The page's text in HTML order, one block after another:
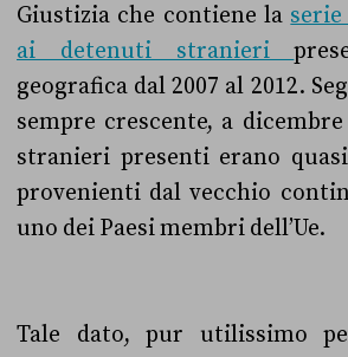
Giustizia che contiene la
ai detenuti stranieri
geografica dal 2007 al 2012.
sempre crescente, a
stranieri presenti erano
provenienti dal vecchio
uno dei Paesi membri dell’Ue.
Tale dato, pur utilissimo